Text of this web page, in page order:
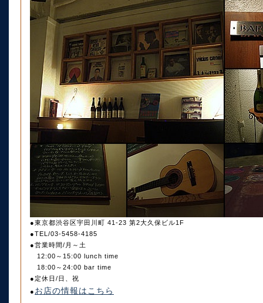
●東京都渋谷区宇田川町 41-23 第2大久保ビル1F
●TEL/03-5458-4185
●営業時間/月～土
12:00～15:00 lunch time
18:00～24:00 bar time
●定休日/日、祝
● お店の情報はこちら